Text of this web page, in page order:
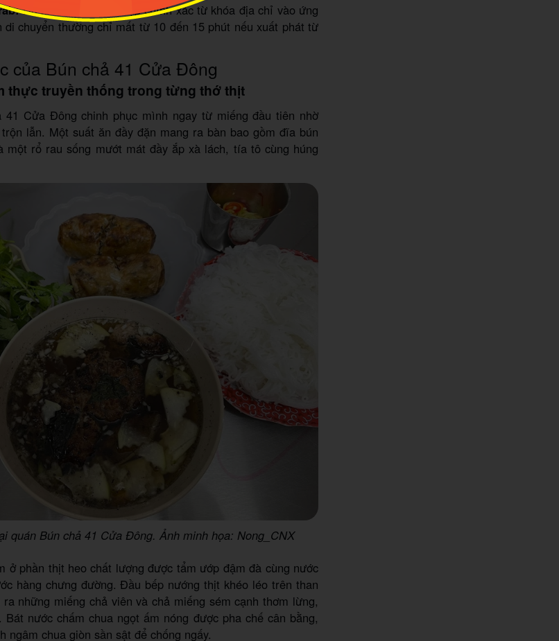
Du khách chỉ cần nhập chính xác từ khóa địa chỉ vào ứng
di chuyển thường chỉ mất từ 10 đến 15 phút nếu xuất phát từ
của Bún chả 41 Cửa Đông
thực truyền thống trong từng thớ thịt
41 Cửa Đông chinh phục mình ngay từ miếng đầu tiên nhờ
lẫn. Một suất ăn đầy đặn mang ra bàn bao gồm đĩa bún
một rổ rau sống mướt mát đầy ắp xà lách, tía tô cùng húng
quán Bún chả 41 Cửa Đông. Ảnh minh họa: Nong_CNX
ở phần thịt heo chất lượng được tẩm ướp đậm đà cùng nước
hàng chưng đường. Đầu bếp nướng thịt khéo léo trên than
những miếng chả viên và chả miếng sém cạnh thơm lừng,
nước chấm chua ngọt ấm nóng được pha chế cân bằng,
ngâm chua giòn sần sật để chống ngấy.